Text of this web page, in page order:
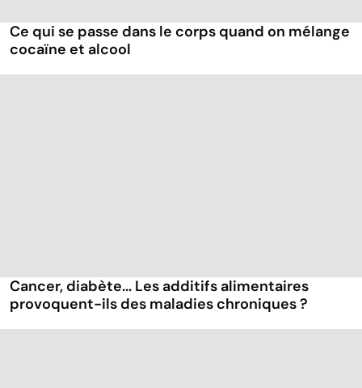
Ce qui se passe dans le corps quand on mélange
cocaïne et alcool
Cancer, diabète... Les additifs alimentaires
provoquent-ils des maladies chroniques ?